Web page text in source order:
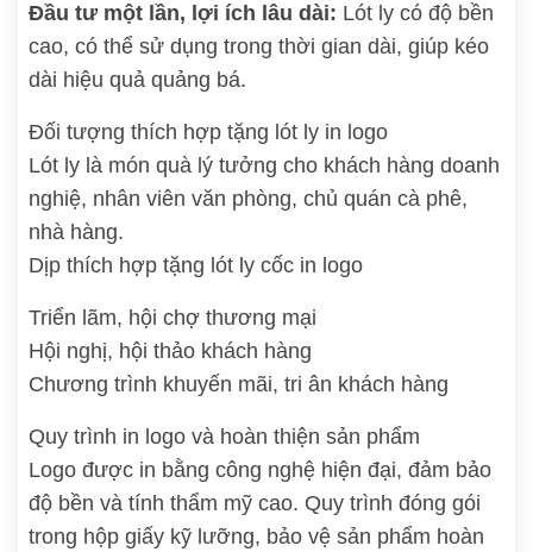
Đầu tư một lần, lợi ích lâu dài: Lót ly có độ bền
cao, có thể sử dụng trong thời gian dài, giúp kéo
dài hiệu quả quảng bá.
Đối tượng thích hợp tặng lót ly in logo
Lót ly là món quà lý tưởng cho khách hàng doanh
nghiệ, nhân viên văn phòng, chủ quán cà phê,
nhà hàng.
Dịp thích hợp tặng lót ly cốc in logo
Triển lãm, hội chợ thương mại
Hội nghị, hội thảo khách hàng
Chương trình khuyến mãi, tri ân khách hàng
Quy trình in logo và hoàn thiện sản phẩm
Logo được in bằng công nghệ hiện đại, đảm bảo
độ bền và tính thẩm mỹ cao. Quy trình đóng gói
trong hộp giấy kỹ lưỡng, bảo vệ sản phẩm hoàn